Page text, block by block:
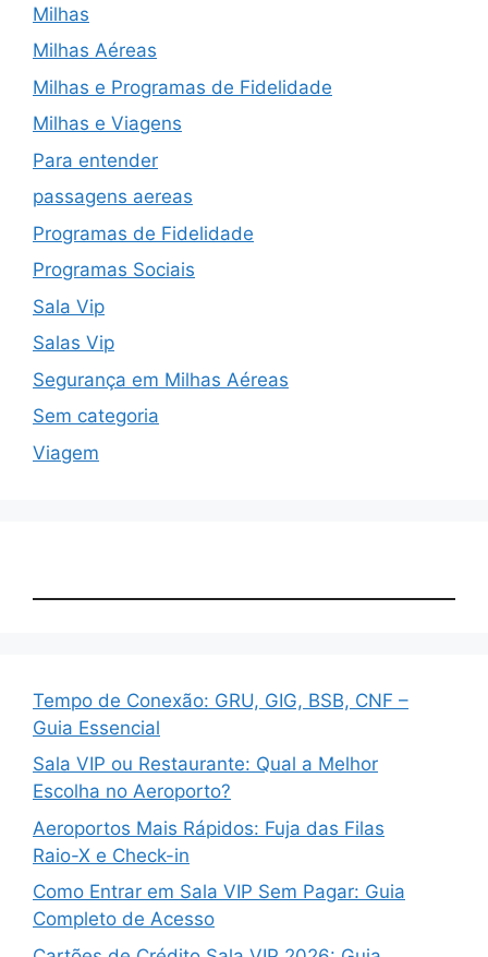
Milhas
Milhas Aéreas
Milhas e Programas de Fidelidade
Milhas e Viagens
Para entender
passagens aereas
Programas de Fidelidade
Programas Sociais
Sala Vip
Salas Vip
Segurança em Milhas Aéreas
Sem categoria
Viagem
Tempo de Conexão: GRU, GIG, BSB, CNF –
Guia Essencial
Sala VIP ou Restaurante: Qual a Melhor
Escolha no Aeroporto?
Aeroportos Mais Rápidos: Fuja das Filas
Raio-X e Check-in
Como Entrar em Sala VIP Sem Pagar: Guia
Completo de Acesso